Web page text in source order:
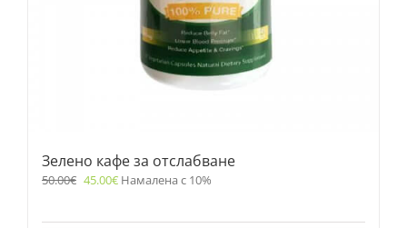
Зелено кафе за отслабване
50.00€ 45.00€ Намалена с 10%